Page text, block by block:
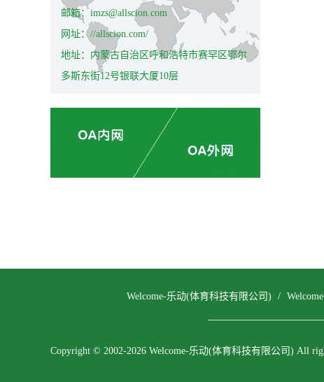
邮箱：imzs@allscion.com
网址：//allscion.com/
地址：内蒙古自治区呼和浩特市赛罕区鄂尔
多斯东街12号银联大厦10层
Welcome-乐动(体育科技有限公司) /
Copyright © 2002-2026 Welcome-乐动(体育科技有限公司) All